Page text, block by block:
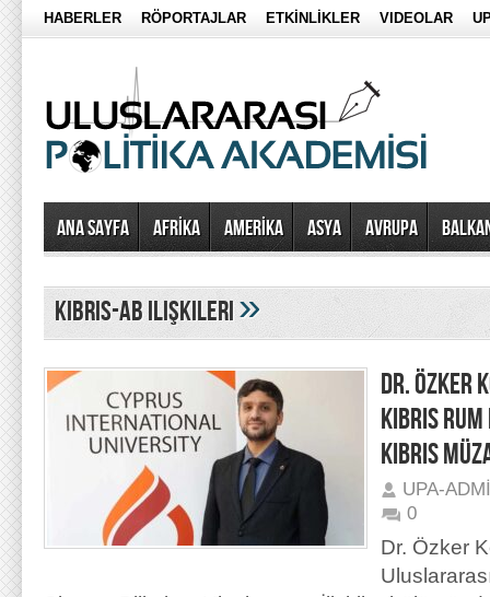
HABERLER RÖPORTAJLAR ETKİNLİKLER VIDEOLAR
Ana Sayfa AFRİKA AMERİKA ASYA AVRUPA
kıbrıs-ab ilişkileri»
DR. ÖZKER
KIBRIS
KIBRIS
UPA-
0
Dr. Özker